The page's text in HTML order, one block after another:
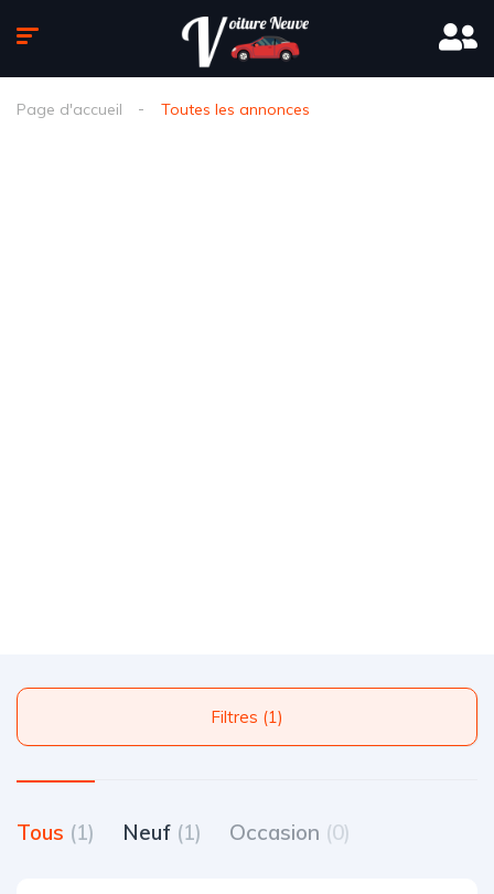
Page d'accueil Toutes les annonces
Filtres (1)
Tous (1) Neuf (1) Occasion (0)